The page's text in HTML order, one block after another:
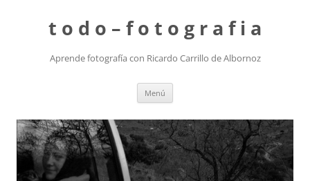
t o d o – f o t o g r a f i a
Aprende fotografía con Ricardo Carrillo de Albornoz
Menú